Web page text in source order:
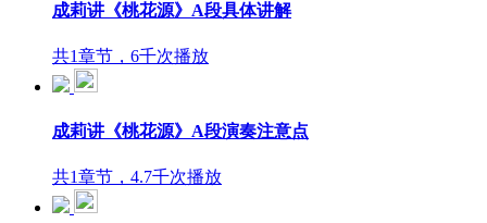
成莉讲《桃花源》A段具体讲解
共1章节，6千次播放
成莉讲《桃花源》A段演奏注意点
共1章节，4.7千次播放